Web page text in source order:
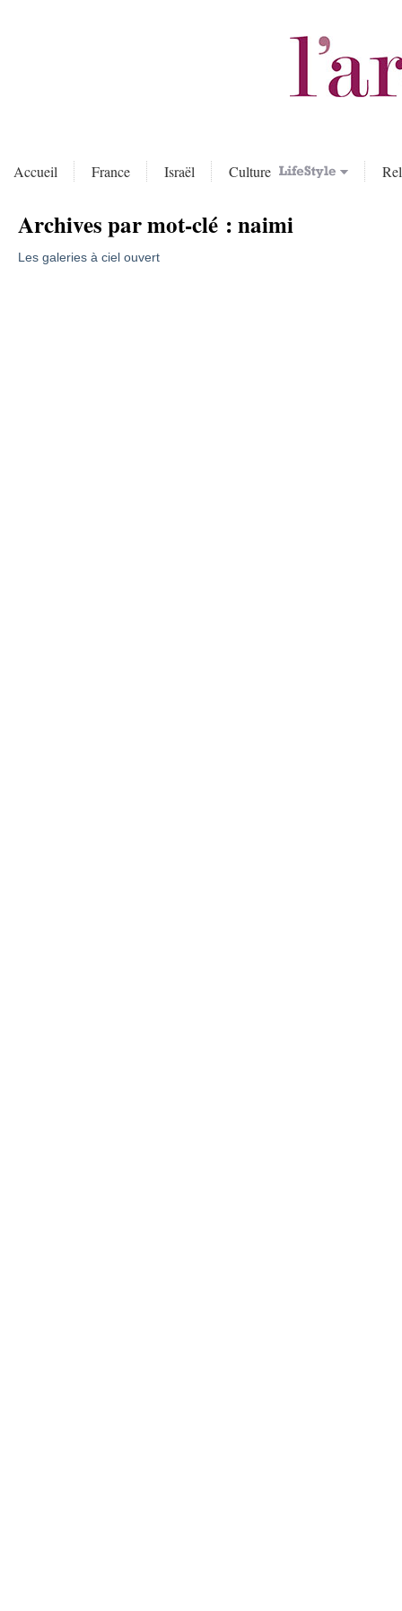
Accueil France Israël Culture
Archives par mot-clé :naimi
Les galeries à ciel ouvert